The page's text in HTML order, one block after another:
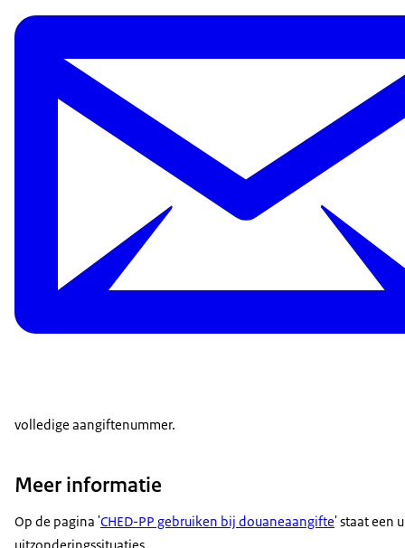
volledige aangiftenummer.
Meer informatie
Op de pagina 'CHED-PP gebruiken bij douaneaangifte' staat een